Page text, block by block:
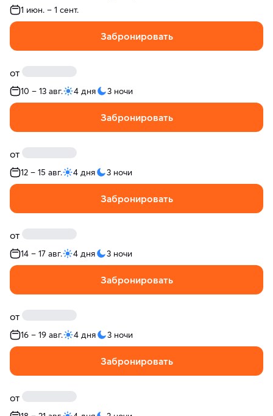
1 июн. – 1 сент.
Забронировать
от
10 – 13 авг. 4 дня 3 ночи
Забронировать
от
12 – 15 авг. 4 дня 3 ночи
Забронировать
от
14 – 17 авг. 4 дня 3 ночи
Забронировать
от
16 – 19 авг. 4 дня 3 ночи
Забронировать
от